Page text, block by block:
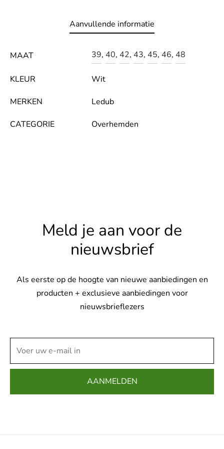
Aanvullende informatie
MAAT 39, 40, 42, 43, 45, 46, 48
KLEUR Wit
MERKEN Ledub
CATEGORIE Overhemden
Meld je aan voor de
nieuwsbrief
Als eerste op de hoogte van nieuwe aanbiedingen en
producten + exclusieve aanbiedingen voor
nieuwsbrieflezers